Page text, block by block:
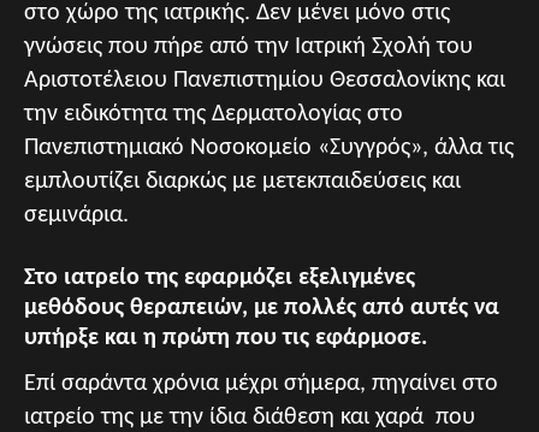
στο χώρο της ιατρικής. Δεν μένει μόνο στις
γνώσεις που πήρε από την Ιατρική Σχολή του
Αριστοτέλειου Πανεπιστημίου Θεσσαλονίκης και
την ειδικότητα της Δερματολογίας στο
Πανεπιστημιακό Νοσοκομείο «Συγγρός», άλλα τις
εμπλουτίζει διαρκώς με μετεκπαιδεύσεις και
σεμινάρια.
Στο ιατρείο της εφαρμόζει εξελιγμένες
μεθόδους θεραπειών, με πολλές από αυτές να
υπήρξε και η πρώτη που τις εφάρμοσε.
Επί σαράντα χρόνια μέχρι σήμερα, πηγαίνει στο
ιατρείο της με την ίδια διάθεση και χαρά που